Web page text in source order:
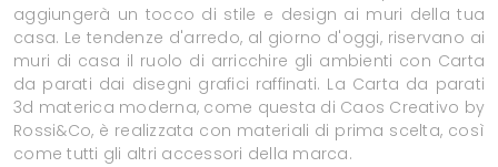
aggiungerà un tocco di stile e design ai muri della tua
casa. Le tendenze d'arredo, al giorno d'oggi, riservano ai
muri di casa il ruolo di arricchire gli ambienti con Carta
da parati dai disegni grafici raffinati. La Carta da parati
3d materica moderna, come questa di Caos Creativo by
Rossi&Co, è realizzata con materiali di prima scelta, così
come tutti gli altri accessori della marca.